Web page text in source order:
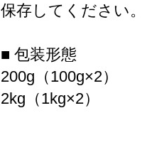
保存してください。
■ 包装形態
200g（100g×2）
2kg（1kg×2）